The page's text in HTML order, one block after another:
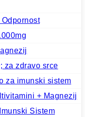
za zdravo srce
za imunski sistem
+ Magnezij
Sistem